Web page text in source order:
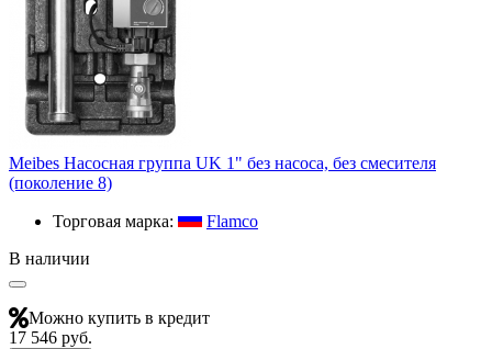
Meibes Насосная группа UK 1" без насоса, без смесителя
(поколение 8)
Торговая марка:
Flamco
В наличии
Можно купить в кредит
17 546 руб.